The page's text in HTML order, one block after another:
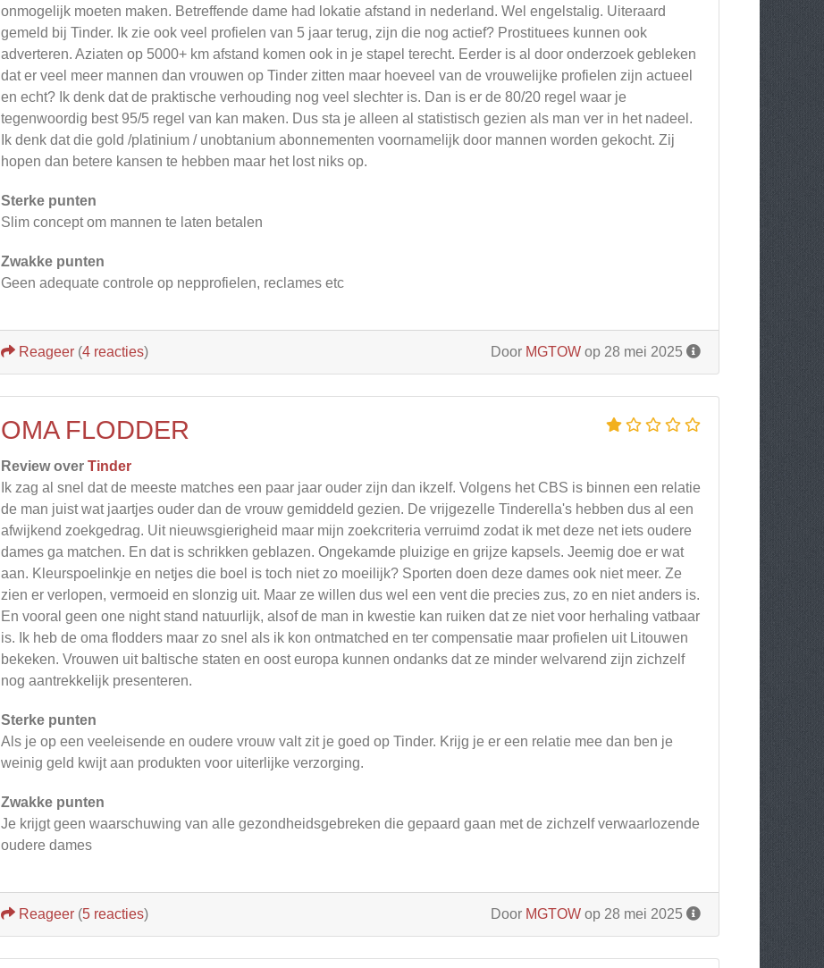
onmogelijk moeten maken. Betreffende dame had lokatie afstand in nederland. Wel engelstalig. Uiteraard
gemeld bij Tinder. Ik zie ook veel profielen van 5 jaar terug, zijn die nog actief? Prostituees kunnen ook
adverteren. Aziaten op 5000+ km afstand komen ook in je stapel terecht. Eerder is al door onderzoek gebleken
dat er veel meer mannen dan vrouwen op Tinder zitten maar hoeveel van de vrouwelijke profielen zijn actueel
en echt? Ik denk dat de praktische verhouding nog veel slechter is. Dan is er de 80/20 regel waar je
tegenwoordig best 95/5 regel van kan maken. Dus sta je alleen al statistisch gezien als man ver in het nadeel.
Ik denk dat die gold /platinium / unobtanium abonnementen voornamelijk door mannen worden gekocht. Zij
hopen dan betere kansen te hebben maar het lost niks op.
Sterke punten
Slim concept om mannen te laten betalen
Zwakke punten
Geen adequate controle op nepprofielen, reclames etc
Door MGTOW op 28 mei 2025
Reageer (4 reacties)
OMA FLODDER
Review over Tinder
Ik zag al snel dat de meeste matches een paar jaar ouder zijn dan ikzelf. Volgens het CBS is binnen een relatie
de man juist wat jaartjes ouder dan de vrouw gemiddeld gezien. De vrijgezelle Tinderella's hebben dus al een
afwijkend zoekgedrag. Uit nieuwsgierigheid maar mijn zoekcriteria verruimd zodat ik met deze net iets oudere
dames ga matchen. En dat is schrikken geblazen. Ongekamde pluizige en grijze kapsels. Jeemig doe er wat
aan. Kleurspoelinkje en netjes die boel is toch niet zo moeilijk? Sporten doen deze dames ook niet meer. Ze
zien er verlopen, vermoeid en slonzig uit. Maar ze willen dus wel een vent die precies zus, zo en niet anders is.
En vooral geen one night stand natuurlijk, alsof de man in kwestie kan ruiken dat ze niet voor herhaling vatbaar
is. Ik heb de oma flodders maar zo snel als ik kon ontmatched en ter compensatie maar profielen uit Litouwen
bekeken. Vrouwen uit baltische staten en oost europa kunnen ondanks dat ze minder welvarend zijn zichzelf
nog aantrekkelijk presenteren.
Sterke punten
Als je op een veeleisende en oudere vrouw valt zit je goed op Tinder. Krijg je er een relatie mee dan ben je
weinig geld kwijt aan produkten voor uiterlijke verzorging.
Zwakke punten
Je krijgt geen waarschuwing van alle gezondheidsgebreken die gepaard gaan met de zichzelf verwaarlozende
oudere dames
Door MGTOW op 28 mei 2025
Reageer (5 reacties)